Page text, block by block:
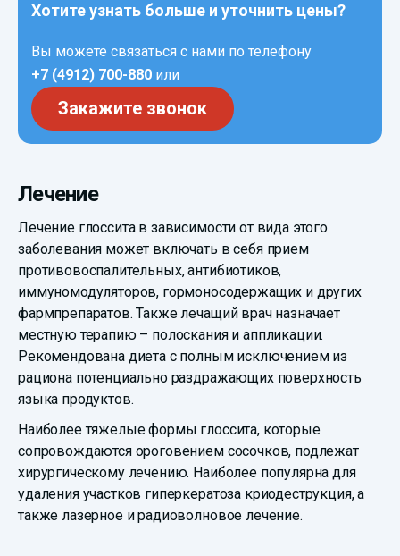
Хотите узнать больше и уточнить цены?
Вы можете связаться с нами по телефону
+7 (4912) 700-880 или
Закажите звонок
Лечение
Лечение глоссита в зависимости от вида этого
заболевания может включать в себя прием
противовоспалительных, антибиотиков,
иммуномодуляторов, гормоносодержащих и других
фармпрепаратов. Также лечащий врач назначает
местную терапию – полоскания и аппликации.
Рекомендована диета с полным исключением из
рациона потенциально раздражающих поверхность
языка продуктов.
Наиболее тяжелые формы глоссита, которые
сопровождаются ороговением сосочков, подлежат
хирургическому лечению. Наиболее популярна для
удаления участков гиперкератоза криодеструкция, а
также лазерное и радиоволновое лечение.